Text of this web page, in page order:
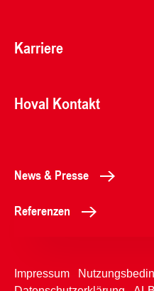
Karriere
Hoval Kontakt
News & Presse
Referenzen
Impressum